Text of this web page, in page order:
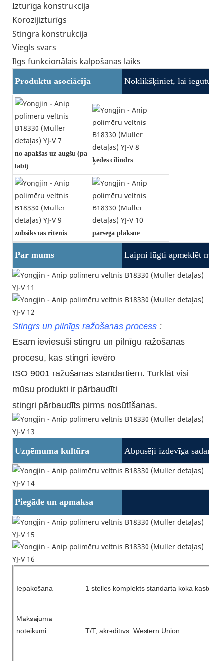
Izturīga konstrukcija
Korozijizturīgs
Stingra konstrukcija
Viegls svars
Ilgs funkcionālais kalpošanas laiks
Produktu asociācija Noklikšķiniet, lai iegūtu
no apakšas uz augšu (pa
labi)
ķēdes cilindrs
zobsiksnas ritenis pārsega plāksne
Par mums Laipni lūgti apmeklēt
Stingrs un pilnīgs ražošanas process :
Esam ieviesuši stingru un pilnīgu ražošanas
procesu, kas stingri ievēro
ISO 9001 ražošanas standartiem. Turklāt visi
mūsu produkti ir pārbaudīti
stingri pārbaudīts pirms nosūtīšanas.
Uzņēmuma kultūra Abpusēji izdevīga
Piegāde un apmaksa
Iepakošana 1 stelles komplekts standarta koka kastē
Maksājuma
noteikumi
T/T, akreditīvs. Western Union.